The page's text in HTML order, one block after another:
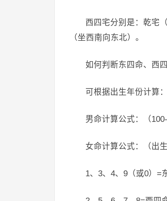
西四宅分别是：乾宅
（坐西南向东北）。
如何判断东四命、西四
可根据出生年份计算：
男命计算公式：（
女命计算公式：（出
1、3、4、9（或0）=